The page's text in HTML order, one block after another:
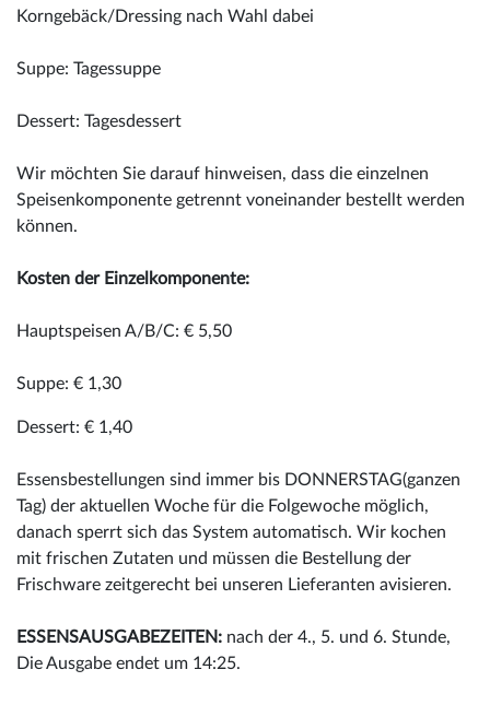
Korngebäck/Dressing nach Wahl dabei
Suppe: Tagessuppe
Dessert: Tagesdessert
Wir möchten Sie darauf hinweisen, dass die einzelnen
Speisenkomponente getrennt voneinander bestellt werden
können.
Kosten der Einzelkomponente:
Hauptspeisen A/B/C: € 5,50
Suppe: € 1,30
Dessert: € 1,40
Essensbestellungen sind immer bis DONNERSTAG(ganzen
Tag) der aktuellen Woche für die Folgewoche möglich,
danach sperrt sich das System automatisch. Wir kochen
mit frischen Zutaten und müssen die Bestellung der
Frischware zeitgerecht bei unseren Lieferanten avisieren.
ESSENSAUSGABEZEITEN: nach der 4., 5. und 6. Stunde,
Die Ausgabe endet um 14:25.